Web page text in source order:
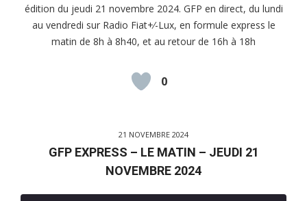
RSS FEED
SHARE
LINK
édition du jeudi 21 novembre 2024. GFP en direct, du lundi
au vendredi sur Radio Fiat+⁄-Lux, en formule express le
matin de 8h à 8h40, et au retour de 16h à 18h
0
21 NOVEMBRE 2024
GFP EXPRESS – LE MATIN – JEUDI 21
NOVEMBRE 2024